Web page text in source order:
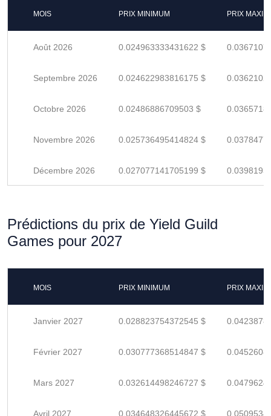
MOIS PRIX MINIMUM PRIX
Août 2026 0.024963333431622 $
Septembre 2026 0.024622983816175 $
Octobre 2026 0.02486886709503 $
Novembre 2026 0.025736495414824 $
Décembre 2026 0.027077141705199 $
Prédictions du prix de Yield Guild
Games pour 2027
MOIS PRIX MINIMUM PRIX
Janvier 2027 0.028823754372545 $
Février 2027 0.030777368514847 $
Mars 2027 0.032614498246727 $
Avril 2027 0.034648326445672 $